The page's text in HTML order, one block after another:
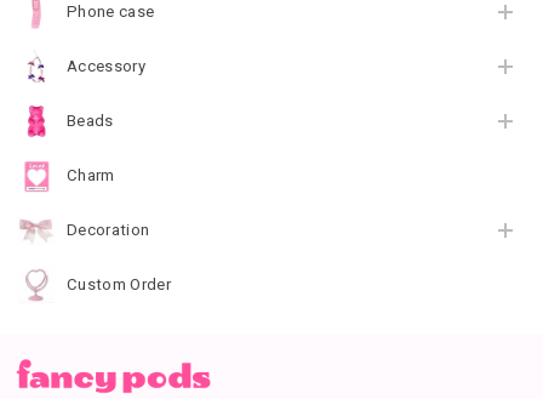
Phone case
Accessory
Beads
Charm
Decoration
Custom Order